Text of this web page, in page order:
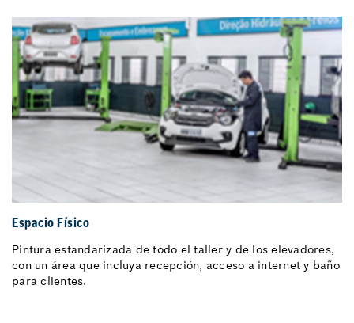
Espacio Físico
Pintura estandarizada de todo el taller y de los elevadores,
con un área que incluya recepción, acceso a internet y baño
para clientes.